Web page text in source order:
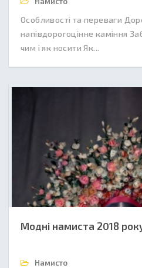
Особливості та переваги
напівдорогоцінне каміння
чим і як носити Як...
Модні намиста 2018
Намисто